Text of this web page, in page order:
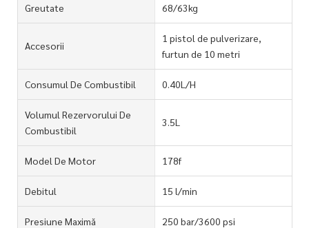
Greutate 68/63kg
Accesorii
1 pistol de pulverizare,
furtun de 10 metri
Consumul De Combustibil 0.40L/H
Volumul Rezervorului De
Combustibil
3.5L
Model De Motor 178f
Debitul 15 l/min
Presiune Maximă 250 bar/3600 psi